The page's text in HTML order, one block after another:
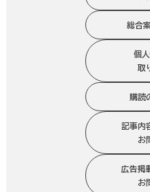
総合
個
取
購読
記事内
お
広告掲
お